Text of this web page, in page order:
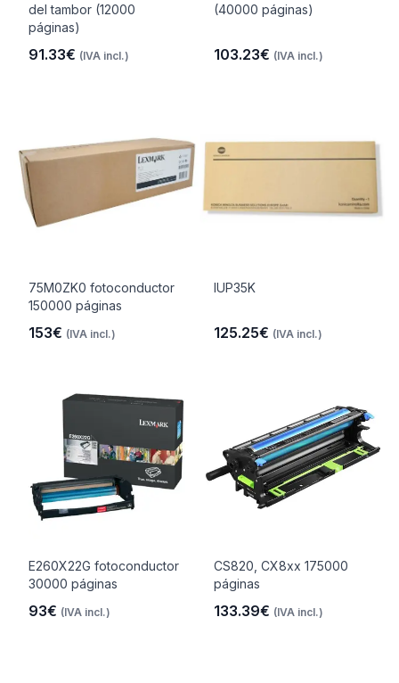
del tambor (12000
páginas)
91.33€ (IVA incl.)
(40000 páginas)
103.23€ (IVA incl.)
75M0ZK0 fotoconductor
150000 páginas
153€ (IVA incl.)
IUP35K
125.25€ (IVA incl.)
E260X22G fotoconductor
30000 páginas
93€ (IVA incl.)
CS820, CX8xx 175000
páginas
133.39€ (IVA incl.)